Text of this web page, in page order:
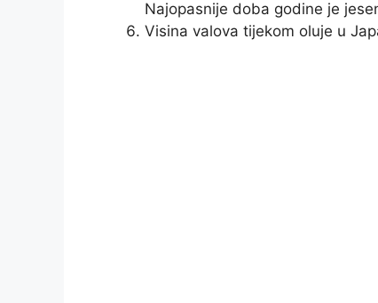
Najopasnije doba godine je
Visina valova tijekom oluje u